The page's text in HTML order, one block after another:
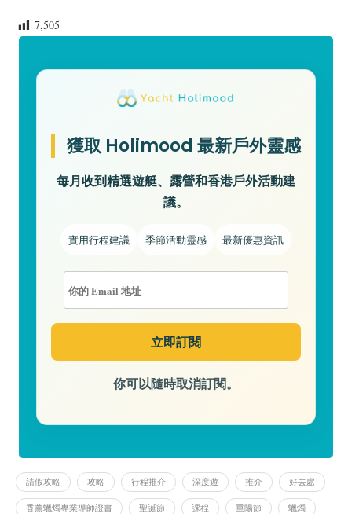
7,505
獲取 Holimood 最新戶外靈感
每月收到精選遊艇、露營和香港戶外活動建
議。
實用行程建議 季節活動靈感 最新優惠資訊
你可以隨時取消訂閱。
請假攻略 攻略 行程推介 深度遊 推介 好去處
香薰蠟燭專業導師證書 聖誕節 課程 重陽節 蠟燭